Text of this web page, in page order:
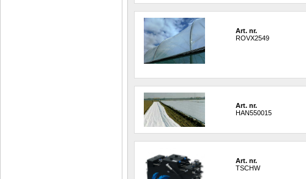
Art. nr.
ROVX2549
Art. nr.
HAN550015
Art. nr.
TSCHW